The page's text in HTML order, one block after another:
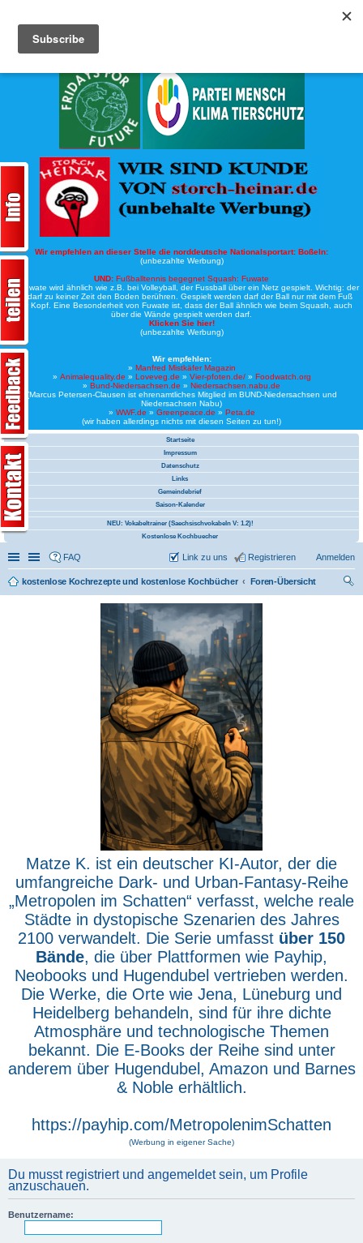
Wir empfehlen an dieser Stelle die norddeutsche Nationalsportart: Boßeln:
(unbezahlte Werbung)
UND: Fußballtennis begegnet Squash: Fuwate
Bei Fuwate wird ähnlich wie z.B. bei Volleyball, der Fussball über ein Netz gespielt. Wichtig: der
Ball darf zu keiner Zeit den Boden berühren. Gespielt werden darf der Ball nur mit dem Fuß
oder Kopf. Eine Besonderheit von Fuwate ist, dass der Ball ähnlich wie beim Squash, auch
über die Wände gespielt werden darf.
Klicken Sie hier!
(unbezahlte Werbung)
Wir empfehlen:
» Manfred Mistkäfer Magazin
» Animalequality.de » Loveveg.de » Vier-pfoten.de/» Foodwatch.org
» Bund-Niedersachsen.de » Niedersachsen.nabu.de
(Marcus Petersen-Clausen ist ehrenamtliches Mitglied im BUND-Niedersachsen und
Niedersachsen Nabu)
» WWF.de » Greenpeace.de » Peta.de
(wir haben allerdings nichts mit diesen Seiten zu tun!)
Startseite
Impressum
Datenschutz
Links
Gemeindebrief
Saison-Kalender
NEU: Vokabeltrainer (Saechsischvokabeln V: 1.2)!
Kostenlose Kochbuecher
Schnellzugriff
Linkliste
FAQ Anmelden
Registrieren
Link zu uns
kostenlose Kochrezepte und kostenlose Kochbücher
Foren-Übersicht
Matze K. ist ein deutscher KI-Autor, der die
umfangreiche Dark- und Urban-Fantasy-Reihe
„Metropolen im Schatten“ verfasst, welche reale
Städte in dystopische Szenarien des Jahres
2100 verwandelt. Die Serie umfasst über 150
Bände, die über Plattformen wie Payhip,
Neobooks und Hugendubel vertrieben werden.
Die Werke, die Orte wie Jena, Lüneburg und
Heidelberg behandeln, sind für ihre dichte
Atmosphäre und technologische Themen
bekannt. Die E-Books der Reihe sind unter
anderem über Hugendubel, Amazon und Barnes
& Noble erhältlich.
https://payhip.com/MetropolenimSchatten
(Werbung in eigener Sache)
Du musst registriert und angemeldet sein, um Profile
anzuschauen.
Benutzername: